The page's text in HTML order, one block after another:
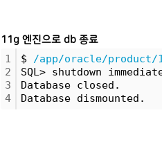
11g 엔진으로 db 종료
1
2
3
4
$ /app/oracle/product/
SQL> shutdown
Database closed.
Database dismounted.